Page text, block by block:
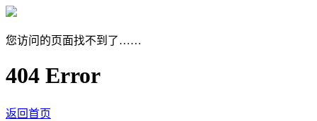
您访问的页面找不到了……
404 Error
返回首页